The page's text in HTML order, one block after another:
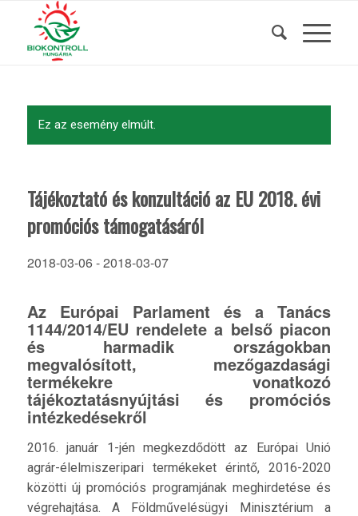
Ez az esemény elmúlt.
Tájékoztató és konzultáció az EU 2018. évi
promóciós támogatásáról
2018-03-06-2018-03-07
Az Európai Parlament és a Tanács
1144/2014/EU rendelete a belső piacon
és harmadik országokban
megvalósított, mezőgazdasági
termékekre vonatkozó
tájékoztatásnyújtási és promóciós
intézkedésekről
2016. január 1-jén megkezdődött az Európai Unió
agrár-élelmiszeripari termékeket érintő, 2016-2020
közötti új promóciós programjának meghirdetése és
végrehajtása. A Földművelésügyi Minisztérium a